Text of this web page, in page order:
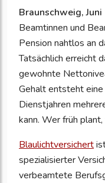
Braunschweig,
Beamtinnen und
Pension nahtlos an
Tatsächlich erreicht
gewohnte
Gehalt entsteht eine
Dienstjahren
kann. Wer früh
Blaulichtversichert
spezialisierter
verbeamtete